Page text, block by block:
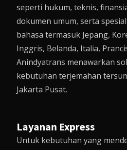
seperti hukum, teknis,
dokumen umum, serta
bahasa termasuk Jepang,
Inggris, Belanda, Italia,
Anindyatrans menawarkan
kebutuhan terjemahan
Jakarta Pusat.
Layanan Express
Untuk kebutuhan yang